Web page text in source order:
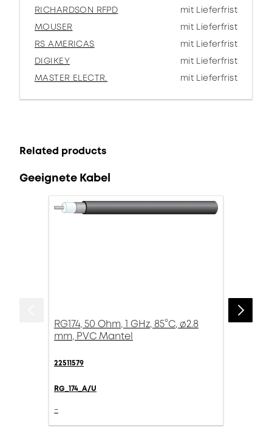
RICHARDSON RFPD
mit Lieferfrist
MOUSER
mit Lieferfrist
RS AMERICAS
mit Lieferfrist
DIGIKEY
mit Lieferfrist
MASTER ELECTR.
mit Lieferfrist
Related products
Geeignete Kabel
RG174, 50 Ohm, 1 GHz, 85°C, ø2.8
mm, PVC Mantel
22511579
RG_174_A/U
-